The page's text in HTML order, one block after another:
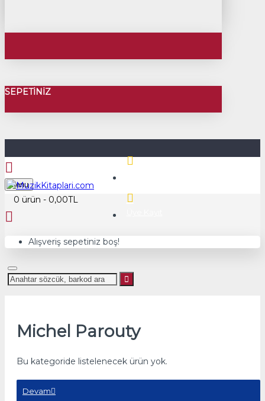
SEPETINIZ
Menu
0 ürün - 0,00TL
Alışveriş sepetiniz boş!
Michel Parouty
Bu kategoride listelenecek ürün yok.
Devam